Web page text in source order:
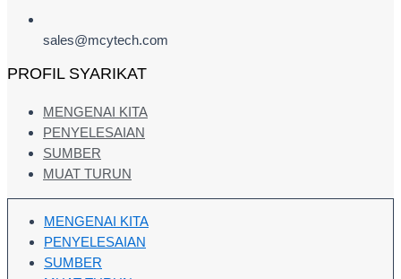
sales@mcytech.com
PROFIL SYARIKAT
MENGENAI KITA
PENYELESAIAN
SUMBER
MUAT TURUN
MENGENAI KITA
PENYELESAIAN
SUMBER